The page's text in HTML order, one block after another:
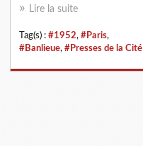
Lire la suite
Tag(s) : #1952, #Paris,
#Banlieue, #Presses de la Cité